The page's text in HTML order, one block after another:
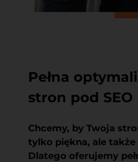
Pełna
stron pod SEO
Chcemy, by Twoja
tylko piękna, ale także
Dlatego oferujemy